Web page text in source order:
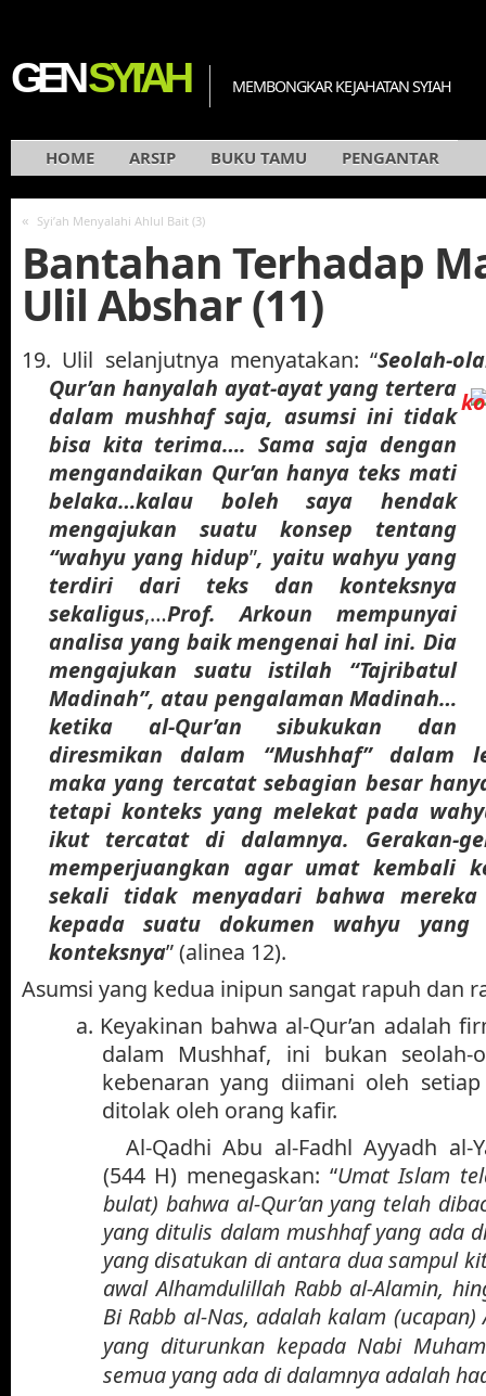
GENSYI'AH MEMBONGKAR KEJAHATAN SYIAH
HOME ARSIP BUKU TAMU PENGANTAR
« Syi’ah Menyalahi Ahlul Bait (3)
Bantahan Terhadap
Ulil Abshar (11)
19. Ulil selanjutnya menyatakan: “Seolah-
Qur’an hanyalah ayat-ayat yang tertera
dalam mushhaf saja, asumsi ini tidak
bisa kita terima…. Sama saja dengan
mengandaikan Qur’an hanya teks mati
belaka…kalau boleh saya hendak
mengajukan suatu konsep tentang
“wahyu yang hidup”, yaitu wahyu yang
terdiri dari teks dan konteksnya
sekaligus,…Prof. Arkoun mempunyai
analisa yang baik mengenai hal ini. Dia
mengajukan suatu istilah “Tajribatul
Madinah”, atau pengalaman Madinah…
ketika al-Qur’an sibukukan dan
diresmikan dalam “Mushhaf” dalam
maka yang tercatat sebagian besar
tetapi konteks yang melekat pada
ikut tercatat di dalamnya. Gerakan-
memperjuangkan agar umat kembali
sekali tidak menyadari bahwa mereka
kepada suatu dokumen wahyu yang
konteksnya” (alinea 12).
Asumsi yang kedua inipun sangat rapuh dan
a. Keyakinan bahwa al-Qur’an adalah
dalam Mushhaf, ini bukan seolah-
kebenaran yang diimani oleh
ditolak oleh orang kafir.
Al-Qadhi Abu al-Fadhl Ayyadh al-
(544 H) menegaskan: “Umat Islam
bulat) bahwa al-Qur’an yang telah
yang ditulis dalam mushhaf yang ada
yang disatukan di antara dua sampul
awal Alhamdulillah Rabb al-Alamin,
Bi Rabb al-Nas, adalah kalam
yang diturunkan kepada Nabi
semua yang ada di dalamnya adalah